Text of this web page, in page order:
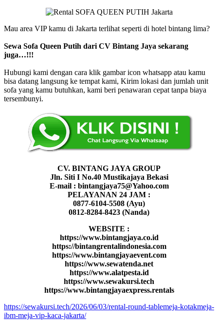
Mau area VIP kamu di Jakarta terlihat seperti di hotel bintang lima?
Sewa Sofa Queen Putih dari CV Bintang Jaya sekarang
juga…!!!
Hubungi kami dengan cara klik gambar icon whatsapp atau kamu
bisa datang langsung ke tempat kami, Kirim lokasi dan jumlah unit
sofa yang kamu butuhkan, kami beri penawaran cepat tanpa biaya
tersembunyi.
CV. BINTANG JAYA GROUP
Jln. Siti I No.40 Mustikajaya Bekasi
E-mail : bintangjaya75@Yahoo.com
PELAYANAN 24 JAM :
0877-6104-5508 (Ayu)
0812-8284-8423 (Nanda)
WEBSITE :
https://www.bintangjaya.co.id
https://bintangrentalindonesia.com
https://www.bintangjayaevent.com
https://www.sewatenda.net
https://www.alatpesta.id
https://www.sewakursi.tech
https://www.bintangjayaexpress.rentals
https://sewakursi.tech/2026/06/03/rental-round-tablemeja-kotakmeja-
ibm-meja-vip-kaca-jakarta/